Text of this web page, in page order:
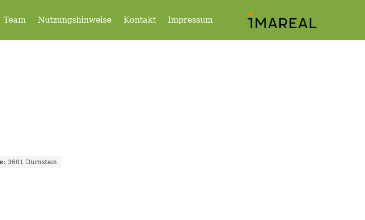
Team Nutzungshinweise Kontakt Impressum
3601 Dürnstein